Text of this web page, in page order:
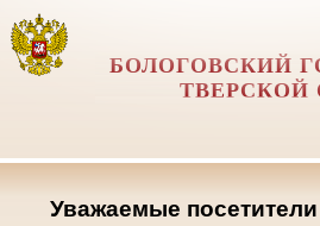
БОЛОГОВСКИЙ
ТВЕРСКОЙ
Уважаемые